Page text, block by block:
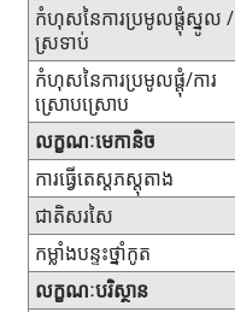
កំហុសនៃការប្រមូលផ្តុំស្នូល /
ស្រទាប់
កំហុសនៃការប្រមូលផ្តុំ/ការ
ស្រោបស្រោប
លក្ខណៈមេកានិច
ការធ្វើតេស្តភស្តុតាង
ជាតិសរសៃ
កម្លាំងបន្ទះថ្នាំកូត
លក្ខណៈបរិស្ថាន